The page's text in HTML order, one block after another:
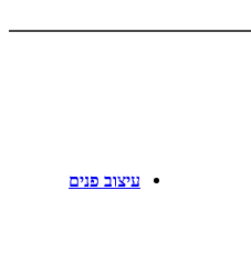
עיצוב פנים